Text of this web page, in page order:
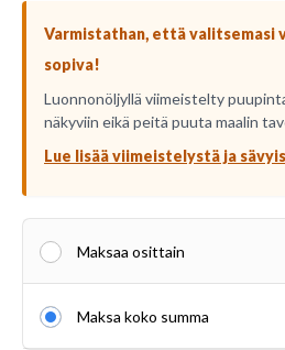
Varmistathan, että valitsemasi
sopiva!
Luonnonöljyllä viimeistelty
näkyviin eikä peitä puuta maalin
Lue lisää viimeistelystä ja
Maksaa osittain
Maksa koko summa